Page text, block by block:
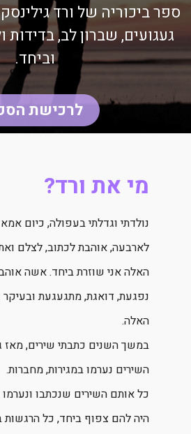
ספר ביכוריה של ורד
געגועים, שברון לב, בדידות
וביחד.
לרכישת
מי את ורד?
נולדתי וגדלתי בעפולה, כיום
לארבעה, אוהבת לכתוב, לצלם
האלה אני שוזרת ביחד. אשה
נפגעת, דואגת, מתגעגעת ובעיקר
האלה.
במשך השנים כתבתי שירים, מאז
השירים נערמו במגירות, מחברות.
כל אותם השירים שנכתבו
היה להם צפוף ביחד, כל הרגשות